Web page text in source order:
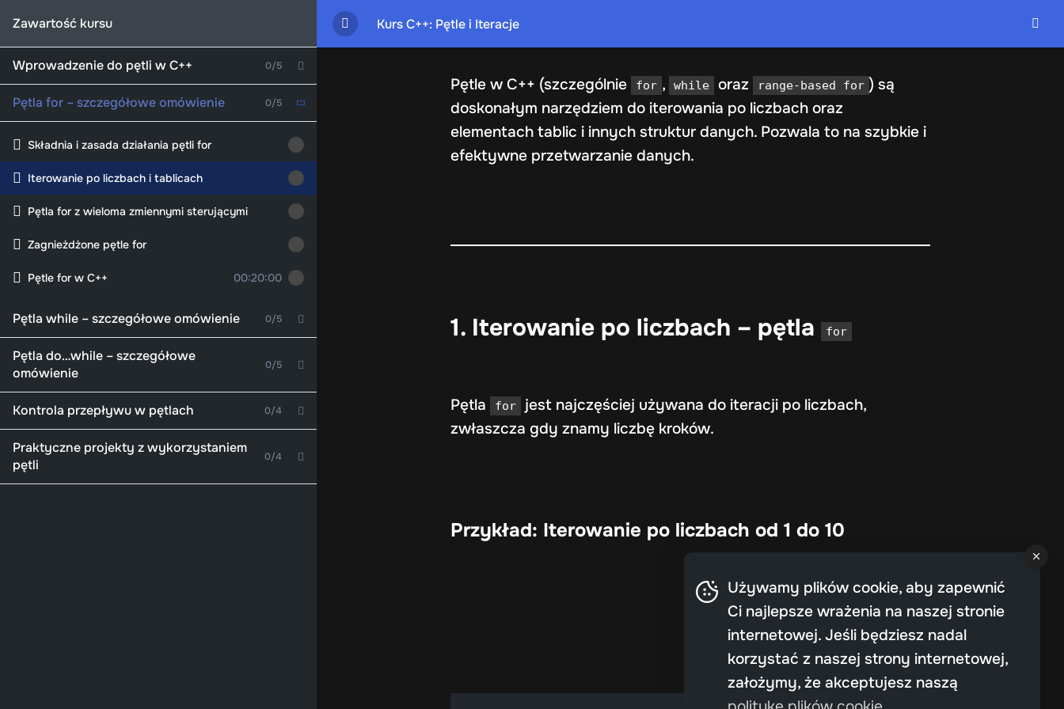
Zawartość kursu
Wprowadzenie do pętli w C++ 0/5
Pętla for – szczegółowe omówienie 0/5
Składnia i zasada działania pętli for
Iterowanie po liczbach i tablicach
Pętla for z wieloma zmiennymi sterującymi
Zagnieżdżone pętle for
Pętle for w C++ 00:20:00
Pętla while – szczegółowe omówienie 0/5
Pętla do…while – szczegółowe
omówienie
0/5
Kontrola przepływu w pętlach 0/4
Praktyczne projekty z wykorzystaniem
pętli
0/4
Kurs C++: Pętle i Iteracje
Pętle w C++ (szczególnie for , while oraz range-based for ) są
doskonałym narzędziem do iterowania po liczbach oraz
elementach tablic i innych struktur danych. Pozwala to na szybkie i
efektywne przetwarzanie danych.
1. Iterowanie po liczbach – pętla for
Pętla for
jest najczęściej używana do iteracji po liczbach,
zwłaszcza gdy znamy liczbę kroków.
Przykład: Iterowanie po liczbach od 1 do 10
Używamy plików cookie, aby zapewnić
Ci najlepsze wrażenia na naszej stronie
internetowej. Jeśli będziesz nadal
korzystać z naszej strony internetowej,
założymy, że akceptujesz naszą